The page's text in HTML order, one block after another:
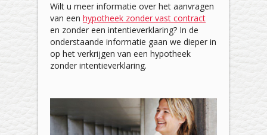
Wilt u meer informatie over het aanvragen
van een hypotheek zonder vast contract
en zonder een intentieverklaring? In de
onderstaande informatie gaan we dieper in
op het verkrijgen van een hypotheek
zonder intentieverklaring.